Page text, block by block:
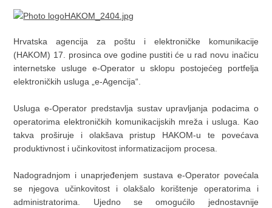
Hrvatska agencija za poštu i elektroničke komunikacije
(HAKOM) 17. prosinca ove godine pustiti će u rad novu inačicu
internetske usluge e-Operator u sklopu postojećeg portfelja
elektroničkih usluga „e-Agencija“.
Usluga e-Operator predstavlja sustav upravljanja podacima o
operatorima elektroničkih komunikacijskih mreža i usluga. Kao
takva proširuje i olakšava pristup HAKOM-u te povećava
produktivnost i učinkovitost informatizacijom procesa.
Nadogradnjom i unaprjeđenjem sustava e-Operator povećala
se njegova učinkovitost i olakšalo korištenje operatorima i
administratorima. Ujedno se omogućilo jednostavnije